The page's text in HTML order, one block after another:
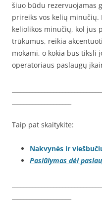
šiuo būdu rezervuojamas
prireiks vos kelių minučių.
keliolikos minučių, kol jus
trūkumus, reikia
mokami, o kokia bus tiksli
operatoriaus paslaugų
Taip pat skaitykite:
Nakvynės ir
Pasiūlymas dėl